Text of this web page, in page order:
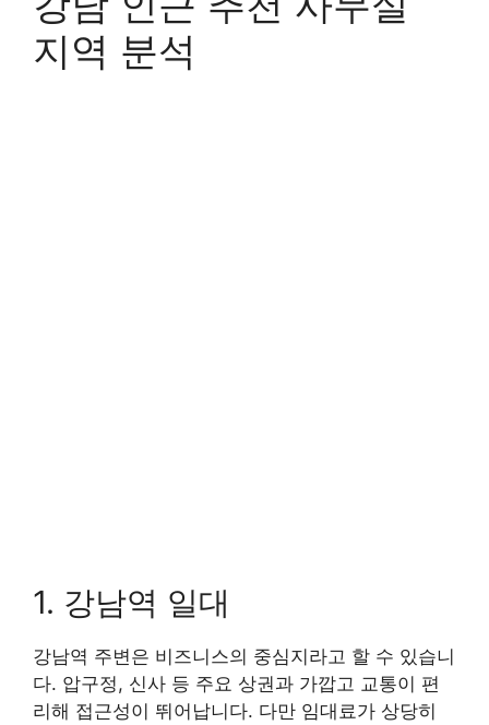
지역 분석
1. 강남역 일대
강남역 주변은 비즈니스의 중심지라고 할 수 있습니
다. 압구정, 신사 등 주요 상권과 가깝고 교통이 편
리해 접근성이 뛰어납니다. 다만 임대료가 상당히